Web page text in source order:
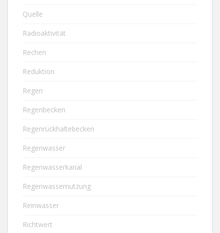
Quelle
Radioaktivität
Rechen
Reduktion
Regen
Regenbecken
Regenrückhaltebecken
Regenwasser
Regenwasserkanal
Regenwassernutzung
Reinwasser
Richtwert